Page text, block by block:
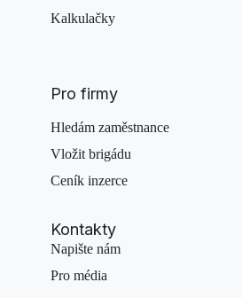
Kalkulačky
Pro firmy
Hledám zaměstnance
Vložit brigádu
Ceník inzerce
Kontakty
Napište nám
Pro média